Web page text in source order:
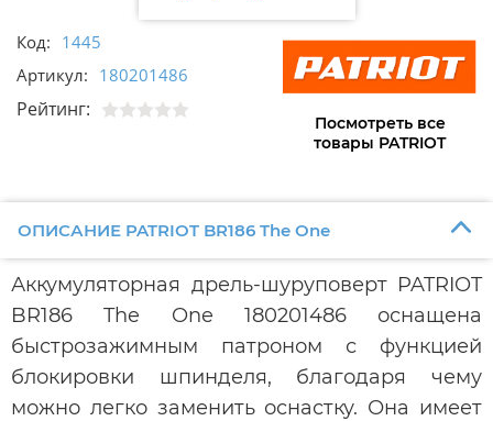
Код: 1445
Артикул: 180201486
Рейтинг:
Посмотреть все
товары PATRIOT
ОПИСАНИЕ PATRIOT BR186 The One
Аккумуляторная дрель-шуруповерт PATRIOT
BR186 The One 180201486 оснащена
быстрозажимным патроном с функцией
блокировки шпинделя, благодаря чему
можно легко заменить оснастку. Она имеет